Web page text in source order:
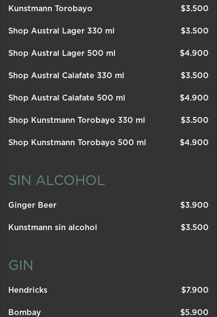
Kunstmann Torobayo $3.500
Shop Austral Lager 330 ml $3.500
Shop Austral Lager 500 ml $4.900
Shop Austral Calafate 330 ml $3.500
Shop Austral Calafate 500 ml $4.900
Shop Kunstmann Torobayo 330 ml $3.500
Shop Kunstmann Torobayo 500 ml $4.900
SIN ALCOHOL
Ginger Beer $3.900
Kunstmann sin alcohol $3.500
GIN
Hendricks $7.900
Bombay $5.900